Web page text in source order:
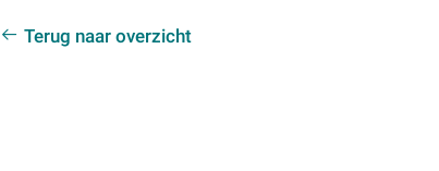
Terug naar overzicht